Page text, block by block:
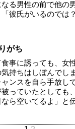
る男性の前で他の
彼氏がいるのでは
がち
事に誘っても、女
持ちはしぼんでし
ンスを自ら手放し
っていたとしても
ら空いてるよ」と